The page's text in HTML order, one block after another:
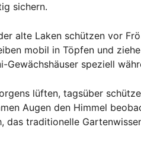
sichern.
alte Laken schützen vor
mobil in Töpfen und
Gewächshäuser speziell
lüften, tagsüber
Augen den Himmel
das traditionelle